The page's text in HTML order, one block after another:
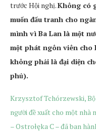
trước Hội nghị.Không có
muốn đấu tranh cho
mình vì Ba Lan là một
một phát ngôn viên cho
không phải là đại diện
phủ).
Krzysztof Tchórzewski,
người đề xuất cho một nhà
– Ostrołęka C – đã ban